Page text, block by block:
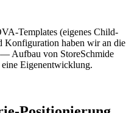
Templates (eigenes Child-
Konfiguration haben wir an die
Aufbau von StoreSchmide
Eigenentwicklung.